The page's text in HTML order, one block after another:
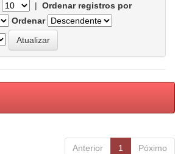
| Ordenar registros por
Ordenar
Anterior 1 Póximo